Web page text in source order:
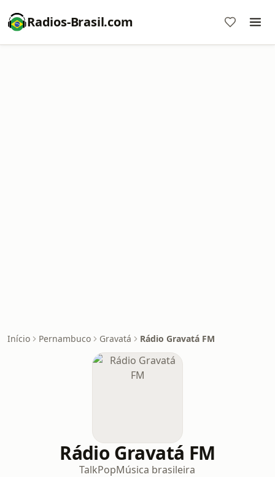
Radios-Brasil.com
Início Pernambuco Gravatá Rádio Gravatá FM
Rádio Gravatá FM
TalkPopMúsica brasileira